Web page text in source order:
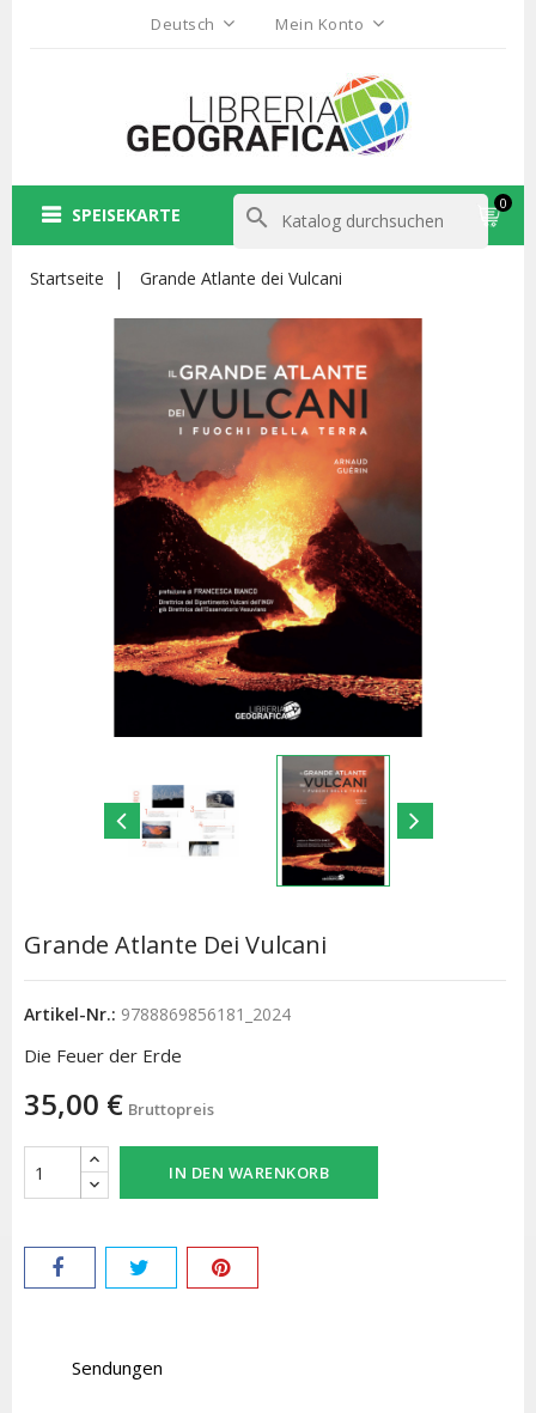
Deutsch Mein Konto
0
SPEISEKARTE search
Startseite Grande Atlante dei Vulcani
Grande Atlante Dei Vulcani
Artikel-Nr.: 9788869856181_2024
Die Feuer der Erde
35,00 € Bruttopreis
IN DEN WARENKORB
Sendungen